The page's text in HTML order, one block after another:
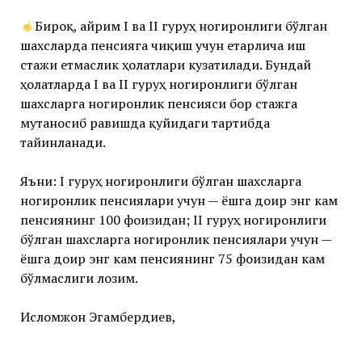
Бироқ, айрим I ва II гуруҳ ногиронлиги бўлган
шахсларда пенсияга чиқиш учун етарлича иш
стажи етмаслик ҳолатлари кузатилади. Бундай
ҳолатларда I ва II гуруҳ ногиронлиги бўлган
шахсларга ногиронлик пенсияси бор стажга
мутаносиб равишда қуйидаги тартибда
тайинланади.
Яъни: I гуруҳ ногиронлиги бўлган шахсларга
ногиронлик пенсиялари учун — ёшга доир энг кам
пенсиянинг 100 фоизидан; II гуруҳ ногиронлиги
бўлган шахсларга ногиронлик пенсиялари учун —
ёшга доир энг кам пенсиянинг 75 фоизидан кам
бўлмаслиги лозим.
Исломжон Эгамбердиев,